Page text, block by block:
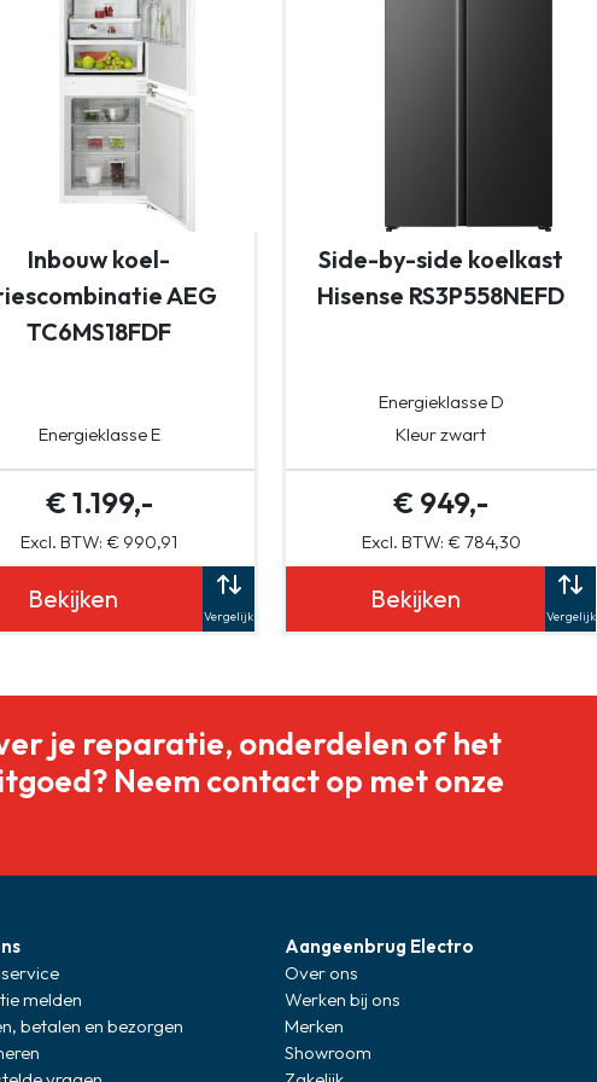
Ja
Inbouw koel-
AEG
TC6MS18FDF
Energieklasse E
€ 1.199,-
Excl. BTW: € 990,91
Bekijken
Vergelijk
Side-by-side koelkast
Hisense RS3P558NEFD
Energieklasse D
Kleur zwart
€ 949,-
Excl. BTW: € 784,30
Bekijken
Vergelijk
je reparatie, onderdelen of het
Neem contact op met onze
melden
betalen en bezorgen
Aangeenbrug Electro
Over ons
Werken bij ons
Merken
Showroom